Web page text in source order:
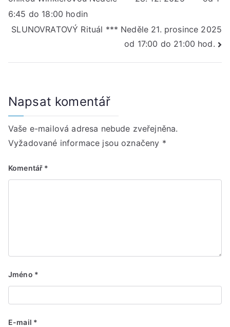
pro
příspěvek
6:45 do 18:00 hodin
SLUNOVRATOVÝ Rituál *** Neděle 21. prosince 2025
od 17:00 do 21:00 hod.
Napsat komentář
Vaše e-mailová adresa nebude zveřejněna.
Vyžadované informace jsou označeny *
Komentář *
Jméno *
E-mail *